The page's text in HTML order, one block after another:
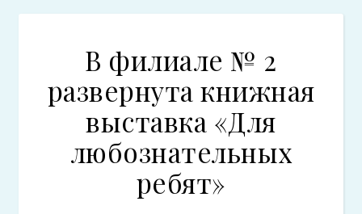
В филиале № 2
развернута книжная
выставка «Для
любознательных
ребят»